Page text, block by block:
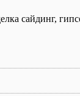
сайдинг,